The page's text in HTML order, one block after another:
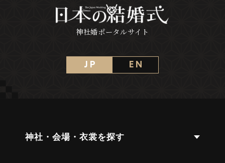
神社婚ポータルサイト
J P E N
神社・会場・衣裳を探す